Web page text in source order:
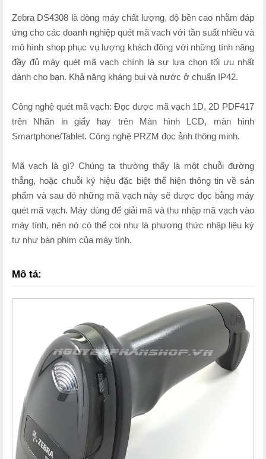
Zebra DS4308 là dòng máy chất lượng, độ bền cao nhằm đáp
ứng cho các doanh nghiệp quét mã vach với tần suất nhiều và
mô hình shop phục vụ lượng khách đông với những tính năng
đầy đủ máy quét mã vạch chính là sự lựa chọn tối ưu nhất
dành cho bạn. Khả năng kháng bụi và nước ở chuẩn IP42.
Công nghệ quét mã vạch: Đọc được mã vạch 1D, 2D PDF417
trên Nhãn in giấy hay trên Màn hình LCD, màn hình
Smartphone/Tablet. Công nghệ PRZM đọc ảnh thông minh.
Mã vạch là gì? Chúng ta thường thấy là một chuỗi đường
thẳng, hoặc chuỗi ký hiệu đặc biệt thể hiện thông tin về sản
phẩm và sau đó những mã vạch này sẽ được đọc bằng máy
quét mã vạch. Máy dùng để giải mã và thu nhập mã vạch vào
máy tính, nên nó có thể coi như là phương thức nhập liệu ký
tự như bàn phím của máy tính.
Mô tả: